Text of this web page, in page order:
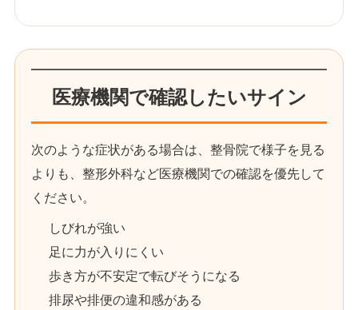
医療機関で確認したいサイン
次のような症状がある場合は、整骨院で様子を見る
よりも、整形外科など医療機関での確認を優先して
ください。
しびれが強い
足に力が入りにくい
歩き方が不安定で転びそうになる
排尿や排便の違和感がある